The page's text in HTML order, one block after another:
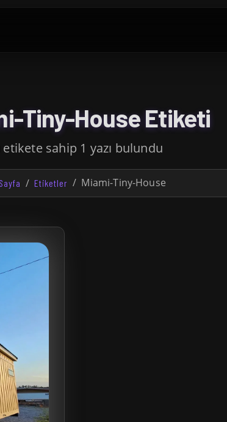
Tiny-House Etiketi
etikete sahip 1 yazı bulundu
Etiketler Miami-Tiny-House